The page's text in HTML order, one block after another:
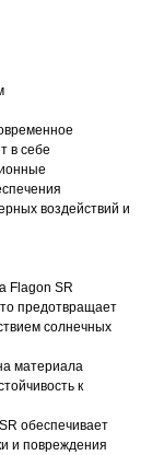
в себе
воздействий и
Flagon SR
предотвращает
солнечных
материала
к
обеспечивает
и повреждения